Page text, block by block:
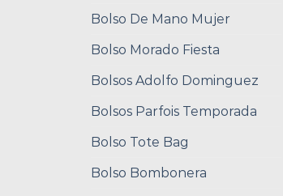
Bolso De Mano Mujer
Bolso Morado Fiesta
Bolsos Adolfo Dominguez
Bolsos Parfois Temporada
Bolso Tote Bag
Bolso Bombonera